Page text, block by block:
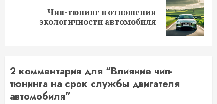
Следующая
запись:
Чип-тюнинг в отношении
экологичности автомобиля
2 комментария для “Влияние чип-
тюнинга на срок службы двигателя
автомобиля”